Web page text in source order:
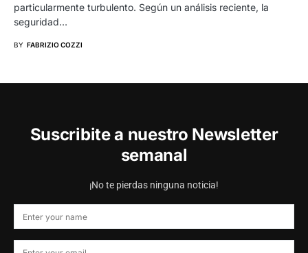
particularmente turbulento. Según un análisis reciente, la
seguridad…
BY FABRIZIO COZZI
Suscribite a nuestro Newsletter
semanal
¡No te pierdas ninguna noticia!